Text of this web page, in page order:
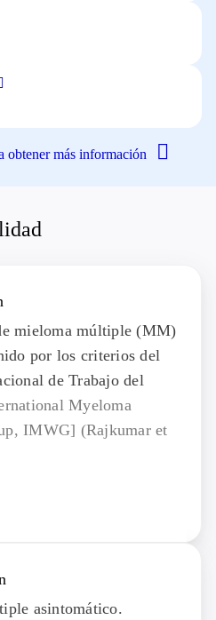
obtener más información
mieloma múltiple (MM)
por los criterios del
de Trabajo del
Myeloma
IMWG] (Rajkumar et
por al menos 1 de
2).
urinaria de proteína M
asintomático.